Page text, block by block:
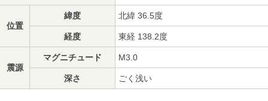
位置
緯度 北緯 36.5度
経度 東経 138.2度
震源
マグニチュード M3.0
深さ ごく浅い